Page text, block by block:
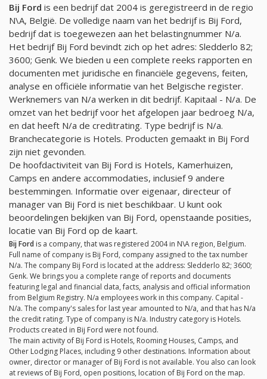
Bij Ford is een bedrijf dat 2004 is geregistreerd in de regio
N\A, België. De volledige naam van het bedrijf is Bij Ford,
bedrijf dat is toegewezen aan het belastingnummer N/a.
Het bedrijf Bij Ford bevindt zich op het adres: Sledderlo 82;
3600; Genk. We bieden u een complete reeks rapporten en
documenten met juridische en financiële gegevens, feiten,
analyse en officiële informatie van het Belgische register.
Werknemers van N/a werken in dit bedrijf. Kapitaal - N/a. De
omzet van het bedrijf voor het afgelopen jaar bedroeg N/a,
en dat heeft N/a de creditrating. Type bedrijf is N/a.
Branchecategorie is Hotels. Producten gemaakt in Bij Ford
zijn niet gevonden.
De hoofdactiviteit van Bij Ford is Hotels, Kamerhuizen,
Camps en andere accommodaties, inclusief 9 andere
bestemmingen. Informatie over eigenaar, directeur of
manager van Bij Ford is niet beschikbaar. U kunt ook
beoordelingen bekijken van Bij Ford, openstaande posities,
locatie van Bij Ford op de kaart.
Bij Ford is a company, that was registered 2004 in N\A region, Belgium.
Full name of company is Bij Ford, company assigned to the tax number
N/a. The company Bij Ford is located at the address: Sledderlo 82; 3600;
Genk. We brings you a complete range of reports and documents
featuring legal and financial data, facts, analysis and official information
from Belgium Registry. N/a employees work in this company. Capital -
N/a. The company's sales for last year amounted to N/a, and that has N/a
the credit rating. Type of company is N/a. Industry category is Hotels.
Products created in Bij Ford were not found.
The main activity of Bij Ford is Hotels, Rooming Houses, Camps, and
Other Lodging Places, including 9 other destinations. Information about
owner, director or manager of Bij Ford is not available. You also can look
at reviews of Bij Ford, open positions, location of Bij Ford on the map.